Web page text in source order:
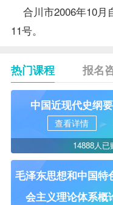
合川市2006年10月
11号。
热门课程 报名
中国近现代史纲要
查看详情
14888人已
毛泽东思想和中国特
会主义理论体系概